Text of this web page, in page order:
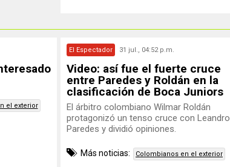
el exterior
El Espectador 31 jul., 04:52 p.m.
Video: así fue el fuerte cruce
entre Paredes y Roldán en la
clasificación de Boca Juniors
El árbitro colombiano Wilmar Roldán
protagonizó un tenso cruce con Leandro
Paredes y dividió opiniones.
Más noticias: Colombianos en el exterior